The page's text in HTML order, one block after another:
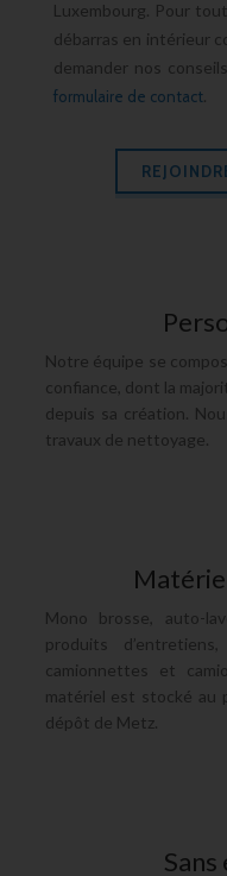
Luxembourg . Pour
débarras en intérieur
demander nos
formulaire de contact
Notre équipe se
confiance, dont la
depuis sa création.
travaux de nettoyage
Mono brosse, auto-
produits
camionnettes et
matériel est stocké au
dépôt de Metz.